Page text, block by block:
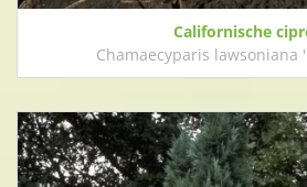
Californische
Chamaecyparis lawsoniana